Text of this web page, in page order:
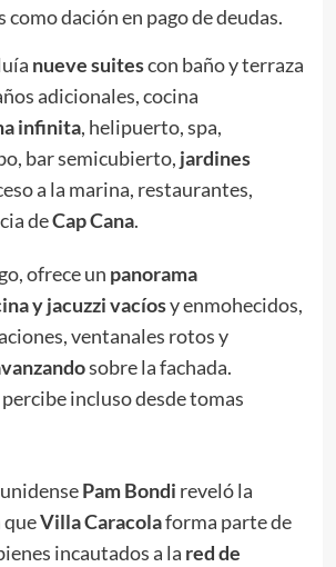
dación en pago de deudas.
nueve suitescon baño y terraza
adicionales, cocina
infinita, helipuerto, spa,
bar semicubierto, jardines
a la marina, restaurantes,
deCap Cana.
ofrece un panorama
y jacuzzi vacíosy enmohecidos,
ventanales rotos y
sobre la fachada.
incluso desde tomas
Pam Bondi reveló la
queVilla Caracolaforma parte de
incautados a la red de